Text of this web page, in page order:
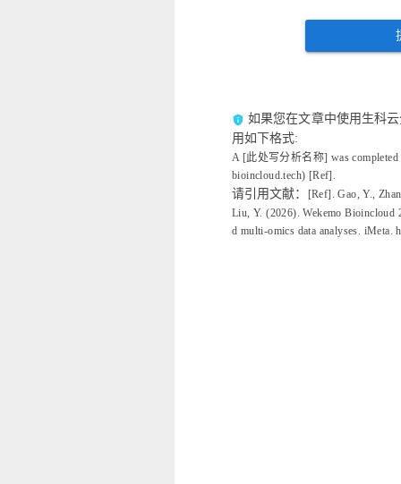
privacy_tip 如果您在文章中使用生科
用如下格式:
A [此处写分析名称] was
bioincloud.tech) [Ref].
请引用文献：
[Ref]. Gao, Y.,
Liu, Y. (2026). Wekemo Bioincloud
d multi‐omics data analyses.